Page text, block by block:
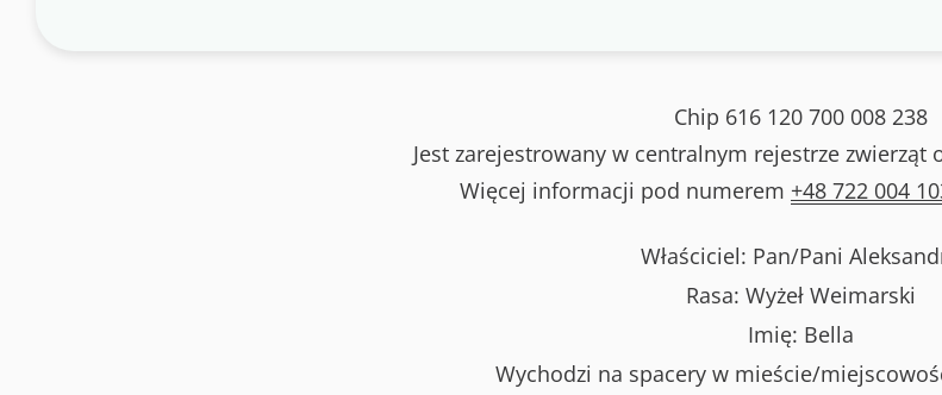
Chip 616 120 700 008 238
Jest zarejestrowany w centralnym rejestrze zwierząt
Więcej informacji pod numerem +48 722 004
Właściciel: Pan/Pani
Rasa: Wyżeł Weimarski
Imię: Bella
Wychodzi na spacery w mieście/